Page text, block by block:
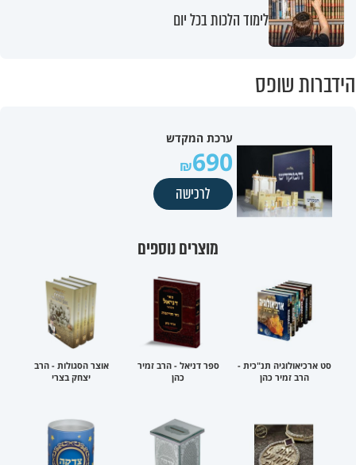
לימוד הלכות בכל יום
הידברות שופס
ערכת המקדש
690
לרכישה
מוצרים נוספים
סט ארכיאולוגיה תנ"כית -
הרב זמיר כהן
ספר דניאל - הרב זמיר
כהן
אוצר הסגולות - הרב
יצחק בצרי